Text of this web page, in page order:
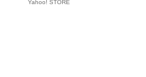
Yahoo! STORE